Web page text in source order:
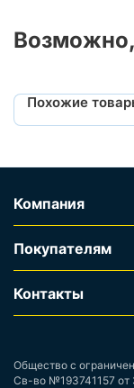
Возможно,
Похожие
Компания
Покупателям
Контакты
Общество с
Св-во №193741157 от